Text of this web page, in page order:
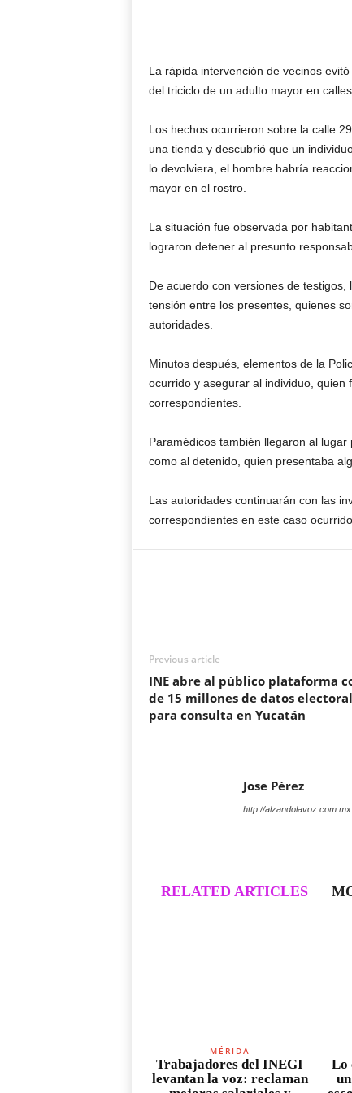
La rápida intervención de vecinos
del triciclo de un adulto mayor en
Los hechos ocurrieron sobre la calle
una tienda y descubrió que un
lo devolviera, el hombre habría
mayor en el rostro.
La situación fue observada por
lograron detener al presunto
De acuerdo con versiones de
tensión entre los presentes, quienes
autoridades.
Minutos después, elementos de la
ocurrido y asegurar al individuo, quien
correspondientes.
Paramédicos también llegaron al
como al detenido, quien presentaba
Las autoridades continuarán con las
correspondientes en este caso
Previous article
INE abre al público plataforma
de 15 millones de datos
para consulta en Yucatán
Jose Pérez
http://alzandolavoz.com.mx
RELATED ARTICLES
MÉRIDA
Trabajadores del INEGI
levantan la voz: reclaman
Lo